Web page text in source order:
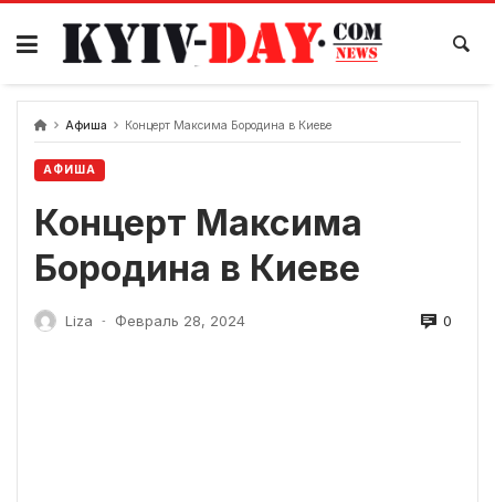
перейти
содержанию
Афиша Концерт Максима Бородина в Киеве
АФИША
Концерт Максима
Бородина в Киеве
Liza - Февраль 28, 2024 0